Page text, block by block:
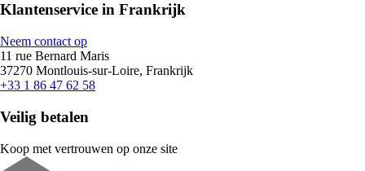
Klantenservice in Frankrijk
Neem contact op
11 rue Bernard Maris
37270 Montlouis-sur-Loire, Frankrijk
+33 1 86 47 62 58
Veilig betalen
Koop met vertrouwen op onze site